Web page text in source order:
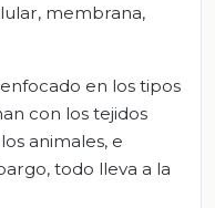
membrana,
en los tipos
con los tejidos
animales, e
todo lleva a la